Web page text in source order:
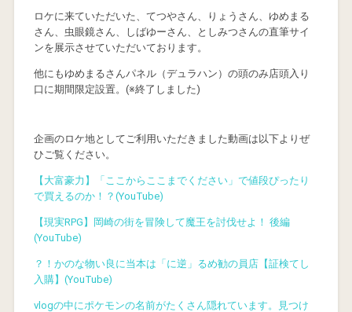
ロケに来ていただいた、てつやさん、りょうさん、ゆめまる
さん、虫眼鏡さん、しばゆーさん、としみつさんの直筆サイ
ンを展示させていただいております。
他にもゆめまるさんパネル（デュラハン）の頭のみ店頭入り
口に期間限定設置。(※終了しました)
企画のロケ地としてご利用いただきました動画は以下よりぜ
ひご覧ください。
【大富豪力】「ここからここまでください」で値段ぴったり
で買えるのか！？(YouTube)
【現実RPG】岡崎の街を冒険して魔王を討伐せよ！ 後編
(YouTube)
？！かのな物い良に当本は「に逆」るめ勧の員店【証検てし
入購】(YouTube)
vlogの中にポケモンの名前がたくさん隠れています。見つけ